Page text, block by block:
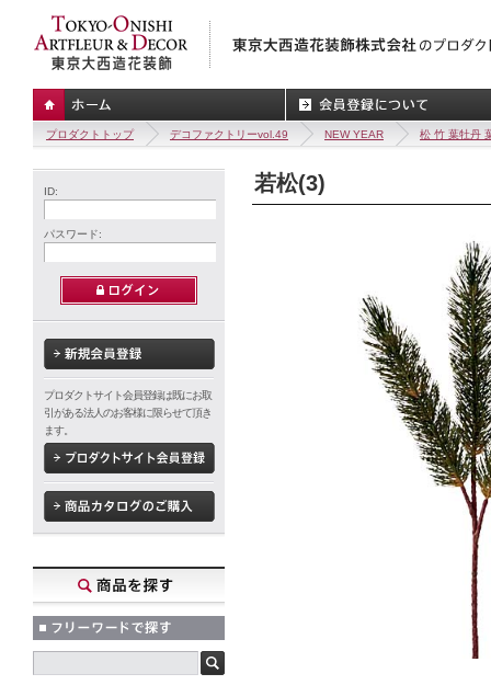
プロダクトトップ デコファクトリーvol.49 NEW YEAR 松 竹 葉牡丹
ID:
パスワード:
プロダクトサイト会員登録は既にお取
引がある法人のお客様に限らせて頂き
ます。
若松(3)